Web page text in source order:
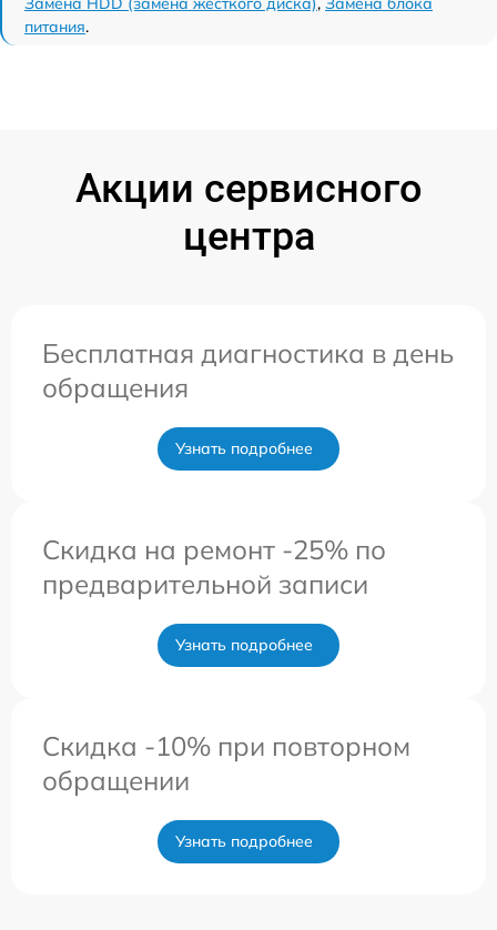
питания.
Акции сервисного
центра
Бесплатная диагностика в день
обращения
Узнать подробнее
Скидка на ремонт -25% по
предварительной записи
Узнать подробнее
Скидка -10% при повторном
обращении
Узнать подробнее